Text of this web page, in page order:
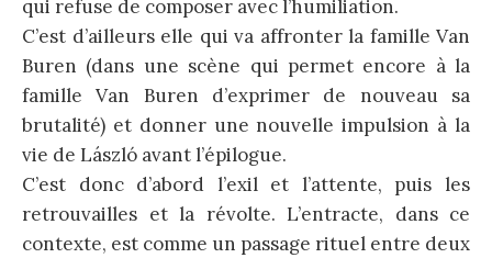
qui refuse de composer avec l’humiliation.
C’est d’ailleurs elle qui va affronter la famille Van
Buren (dans une scène qui permet encore à la
famille Van Buren d’exprimer de nouveau sa
brutalité) et donner une nouvelle impulsion à la
vie de László avant l’épilogue.
C’est donc d’abord l’exil et l’attente, puis les
retrouvailles et la révolte. L’entracte, dans ce
contexte, est comme un passage rituel entre deux